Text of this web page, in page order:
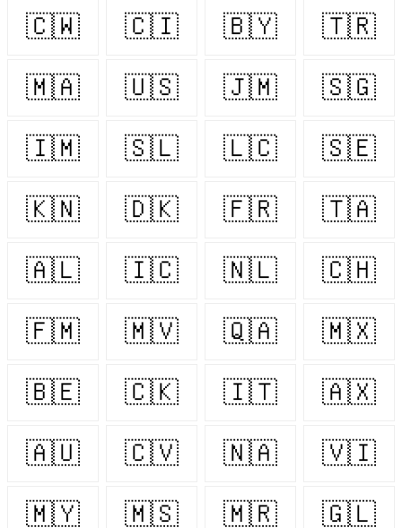
🇨🇼 🇨🇮 🇧🇾 🇹🇷
🇲🇦 🇺🇸 🇯🇲 🇸🇬
🇮🇲 🇸🇱 🇱🇨 🇸🇪
🇰🇳 🇩🇰 🇫🇷 🇹🇦
🇦🇱 🇮🇨 🇳🇱 🇨🇭
🇫🇲 🇲🇻 🇶🇦 🇲🇽
🇧🇪 🇨🇰 🇮🇹 🇦🇽
🇦🇺 🇨🇻 🇳🇦 🇻🇮
🇲🇾 🇲🇸 🇲🇷 🇬🇱